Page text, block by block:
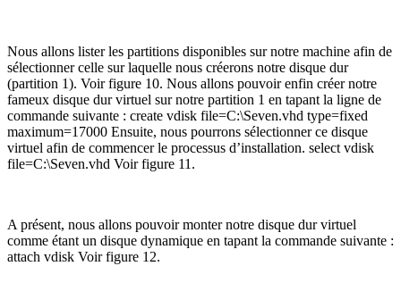
Nous allons lister les partitions disponibles sur notre machine afin de
sélectionner celle sur laquelle nous créerons notre disque dur
(partition 1). Voir figure 10. Nous allons pouvoir enfin créer notre
fameux disque dur virtuel sur notre partition 1 en tapant la ligne de
commande suivante : create vdisk file=C:\Seven.vhd type=fixed
maximum=17000 Ensuite, nous pourrons sélectionner ce disque
virtuel afin de commencer le processus d’installation. select vdisk
file=C:\Seven.vhd Voir figure 11.
A présent, nous allons pouvoir monter notre disque dur virtuel
comme étant un disque dynamique en tapant la commande suivante :
attach vdisk Voir figure 12.